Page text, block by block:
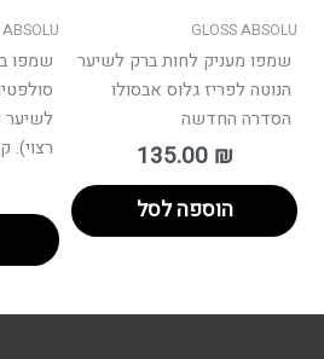
GLOSS ABSOLU
שמפו מעניק לחות ברק לשיער
הנוטה לפריז גלוס אבסולו
הסדרה החדשה
135.00 ₪
הוספה לסל
שמפו
לשיער
רצוי).